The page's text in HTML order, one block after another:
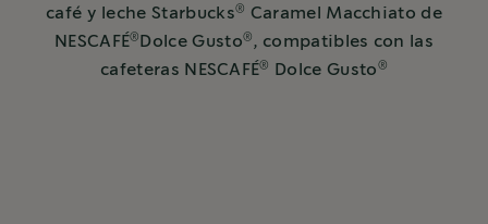
café y leche Starbucks® Caramel Macchiato de
NESCAFÉ® Dolce Gusto® , compatibles con las
cafeteras NESCAFÉ® Dolce Gusto ®